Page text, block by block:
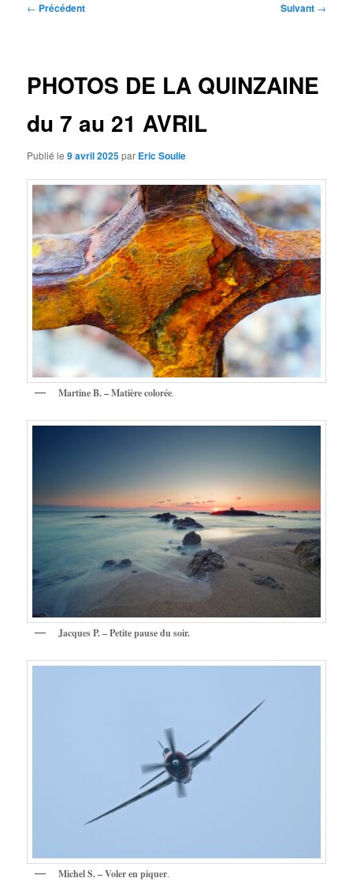
Navigation
← Précédent Suivant →
PHOTOS DE LA QUINZAINE
du 7 au 21 AVRIL
Publié le9 avril 2025par Eric Soulie
Martine B. – Matière colorée.
Jacques P. – Petite pause du soir.
Michel S. – Voler en piquer.